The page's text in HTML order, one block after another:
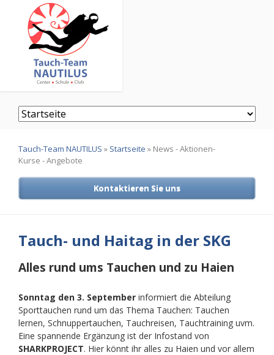
Navigation
überspringen
Tauch-Team NAUTILUS » Startseite » News - Aktionen-
Kurse - Angebote
Kontaktieren Sie uns
Tauch- und Haitag in der SKG
Alles rund ums Tauchen und zu Haien
Sonntag den 3. Septemberinformiert die Abteilung
Sporttauchen rund um das Thema Tauchen: Tauchen
lernen, Schnuppertauchen, Tauchreisen, Tauchtraining uvm.
Eine spannende Ergänzung ist der Infostand von
SHARKPROJECT. Hier könnt ihr alles zu Haien und vor allem